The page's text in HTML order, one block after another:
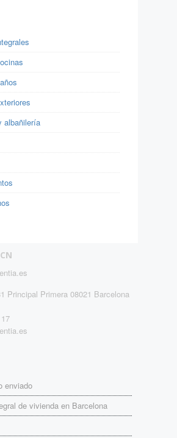
albañilería
Principal Primera 08021 Barcelona
enviado
de vivienda en Barcelona